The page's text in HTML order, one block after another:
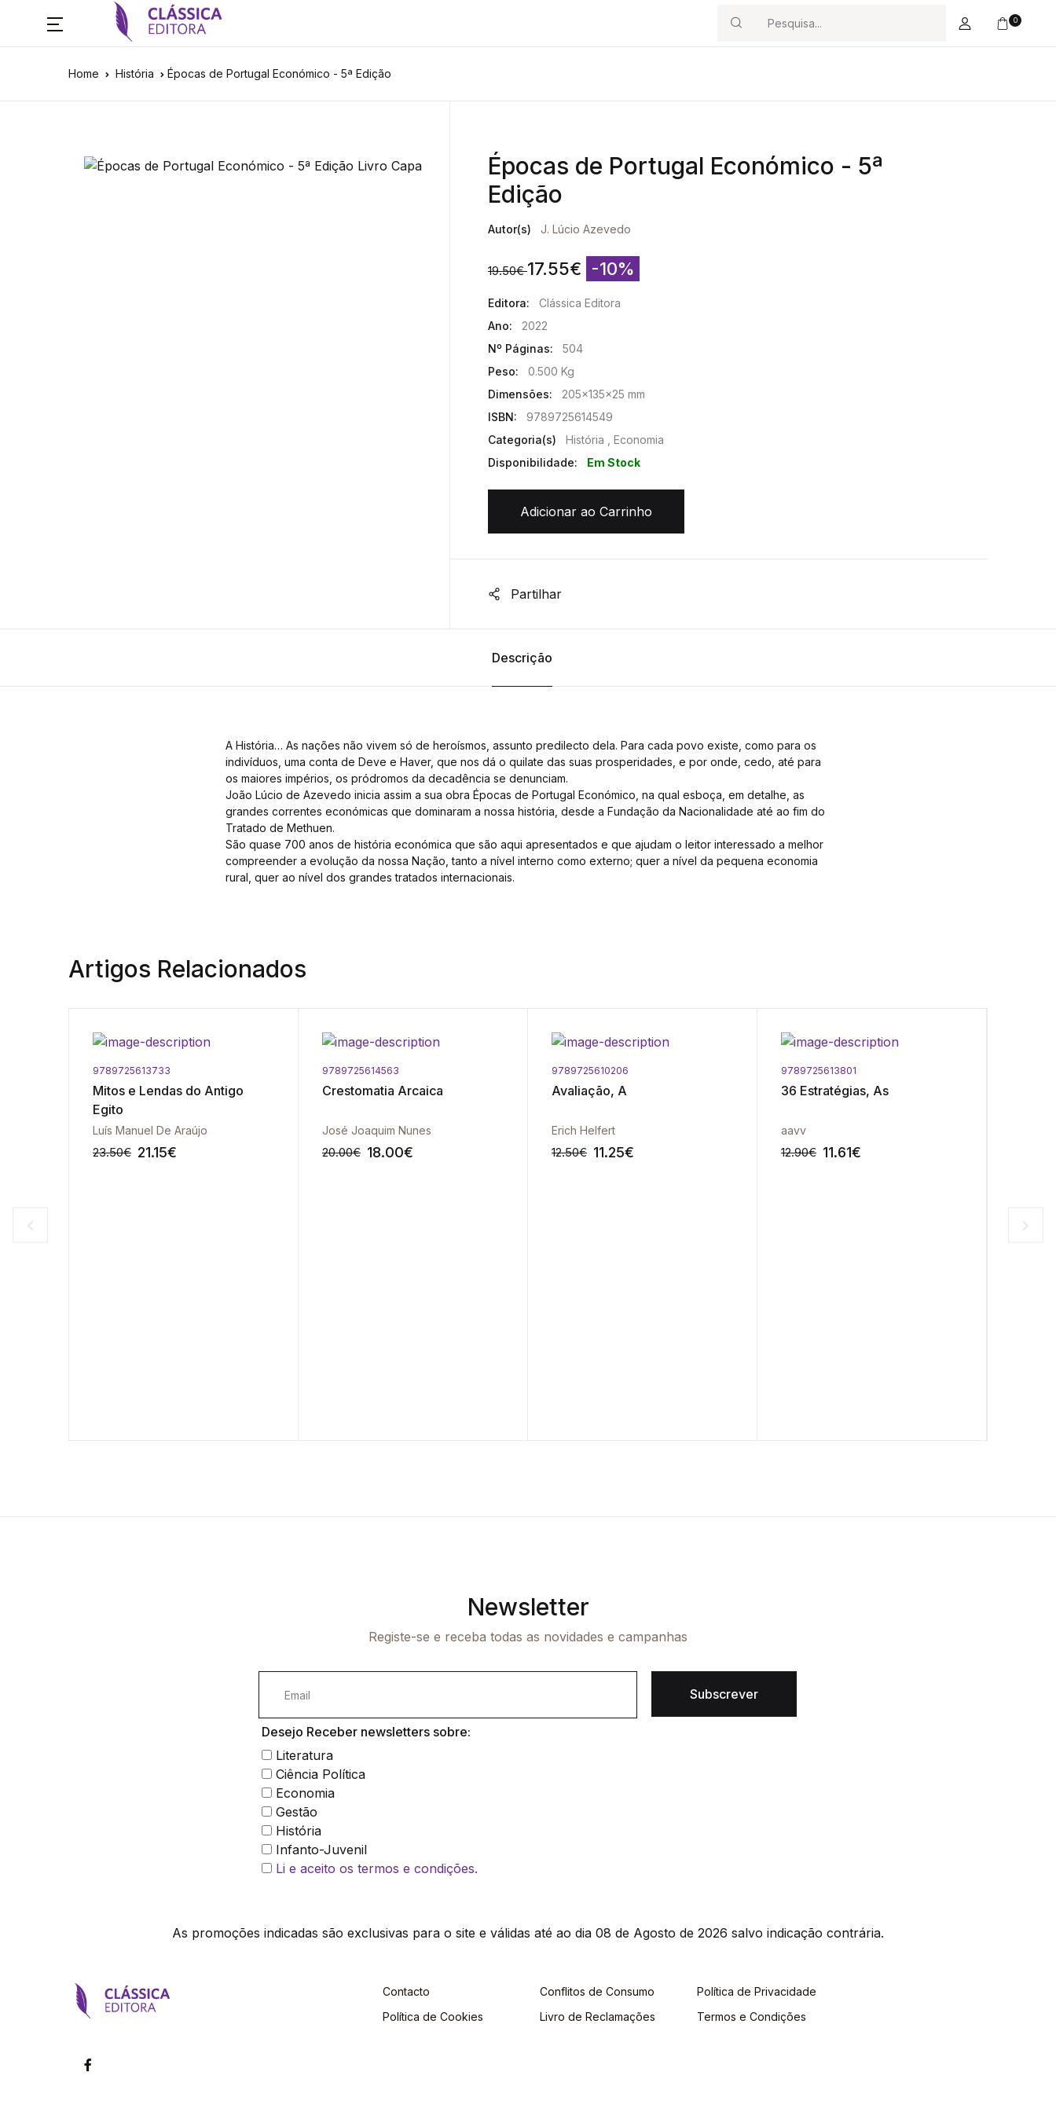
Search
0
Home História Épocas de Portugal Económico - 5ª Edição
Épocas de Portugal Económico - 5ª
Edição
Autor(s) J. Lúcio Azevedo
19.50€ 17.55€ -10%
Editora:
Clássica Editora
Ano:
2022
Nº Páginas:
504
Peso:
0.500 Kg
Dimensões:
205x135x25 mm
ISBN:
9789725614549
Categoria(s)
História , Economia
Disponibilidade:
Em Stock
Adicionar ao Carrinho
Partilhar
Descrição
A História… As nações não vivem só de heroísmos, assunto predilecto dela. Para cada povo existe, como para os
indivíduos, uma conta de Deve e Haver, que nos dá o quilate das suas prosperidades, e por onde, cedo, até para
os maiores impérios, os pródromos da decadência se denunciam.
João Lúcio de Azevedo inicia assim a sua obra Épocas de Portugal Económico, na qual esboça, em detalhe, as
grandes correntes económicas que dominaram a nossa história, desde a Fundação da Nacionalidade até ao fim do
Tratado de Methuen.
São quase 700 anos de história económica que são aqui apresentados e que ajudam o leitor interessado a melhor
compreender a evolução da nossa Nação, tanto a nível interno como externo; quer a nível da pequena economia
rural, quer ao nível dos grandes tratados internacionais.
Artigos Relacionados
9789725613733
Mitos e Lendas do Antigo
Egito
Luís Manuel De Araújo
23.50€ 21.15€
9789725614563
Crestomatia Arcaica
José Joaquim Nunes
20.00€ 18.00€
9789725610206
Avaliação, A
Erich Helfert
12.50€ 11.25€
9789725613801
36 Estratégias, As
aavv
12.90€ 11.61€
Newsletter
Registe-se e receba todas as novidades e campanhas
Subscrever
Desejo Receber newsletters sobre:
Literatura
Ciência Política
Economia
Gestão
História
Infanto-Juvenil
Li e aceito os termos e condições.
As promoções indicadas são exclusivas para o site e válidas até ao dia 08 de Agosto de 2026 salvo indicação contrária.
Contacto
Política de Cookies
Conflitos de Consumo
Livro de Reclamações
Política de Privacidade
Termos e Condições